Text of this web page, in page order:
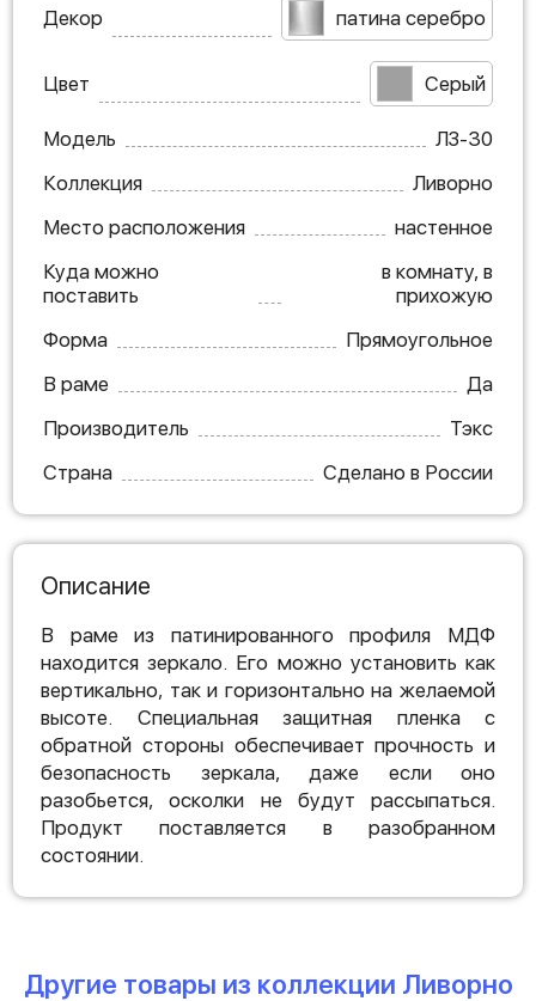
Декор патина серебро
Цвет Серый
Модель
ЛЗ-30
Коллекция
Ливорно
Место расположения
настенное
Куда можно
поставить
в комнату, в
прихожую
Форма
Прямоугольное
В раме
Да
Производитель
Тэкс
Страна
Сделано в России
Описание
В раме из патинированного профиля МДФ
находится зеркало. Его можно установить как
вертикально, так и горизонтально на желаемой
высоте. Специальная защитная пленка с
обратной стороны обеспечивает прочность и
безопасность зеркала, даже если оно
разобьется, осколки не будут рассыпаться.
Продукт поставляется в разобранном
состоянии.
Другие товары из коллекции Ливорно